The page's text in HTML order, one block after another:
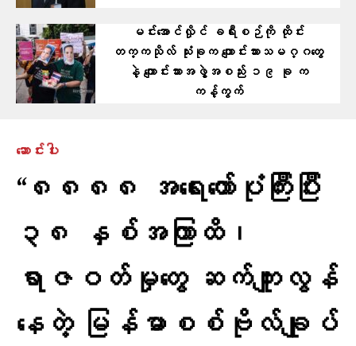
မင်းအောင်လှိုင် ခရီးစဉ်ကို ထိုင်း
တက္ကသိုလ် သုံးခုက ကျောင်းသားသမဂ္ဂတွေ
နဲ့ ကျောင်းသားအဖွဲ့အစည်း ၁၉ ခု က
ကန့်ကွက်
ဆောင်းပါး
“၈၈၈၈ အရေးတော်ပုံကြီးပြီး
၃၈ နှစ်အကြာထိ၊
ရာဇဝတ်မှုတွေ ဆက်ကျူးလွန်
နေတဲ့ မြန်မာစစ်ဗိုလ်ချုပ်